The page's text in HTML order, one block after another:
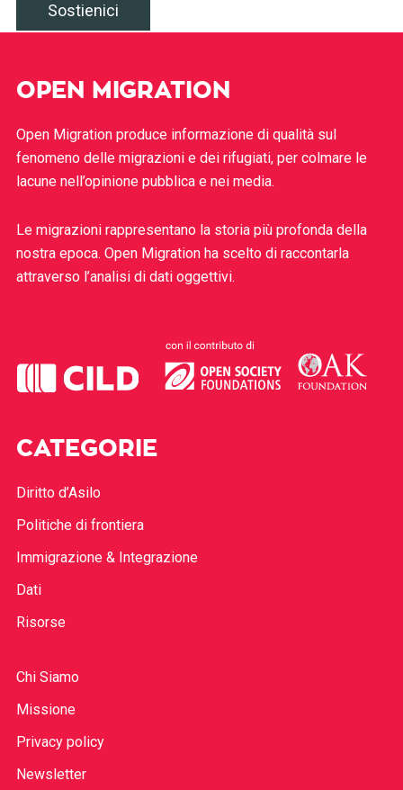
Sostienici
OPEN MIGRATION
Open Migration produce informazione di qualità sul
fenomeno delle migrazioni e dei rifugiati, per colmare le
lacune nell’opinione pubblica e nei media.
Le migrazioni rappresentano la storia più profonda della
nostra epoca. Open Migration ha scelto di raccontarla
attraverso l’analisi di dati oggettivi.
CATEGORIE
Diritto d’Asilo
Politiche di frontiera
Immigrazione & Integrazione
Dati
Risorse
Chi Siamo
Missione
Privacy policy
Newsletter